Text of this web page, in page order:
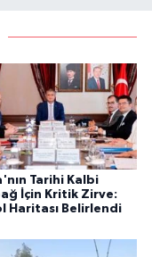
Tarihi Kalbi
İçin Kritik Zirve:
Haritası Belirlendi